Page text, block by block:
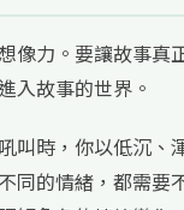
像力。要讓故事真
入故事的世界。
叫時，你以低沉、
同的情緒，都需要